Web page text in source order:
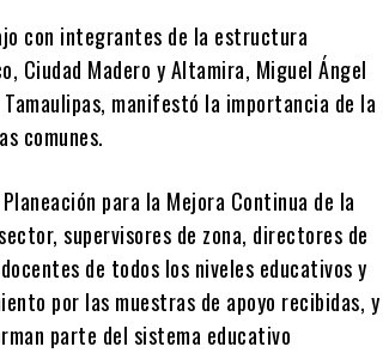
con integrantes de la estructura
Ciudad Madero y Altamira, Miguel Ángel
manifestó la importancia de la
comunes.
para la Mejora Continua de la
supervisores de zona, directores de
de todos los niveles educativos y
por las muestras de apoyo recibidas, y
parte del sistema educativo